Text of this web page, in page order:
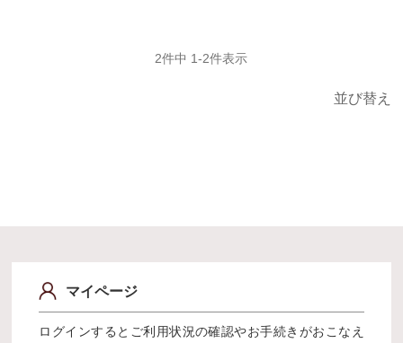
並び替え
2件中 1-2件表示
マイページ
ログインするとご利用状況の確認やお手続きがおこなえ